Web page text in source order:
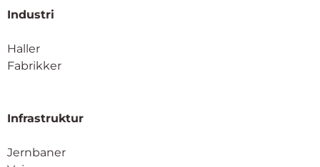
Industri
Haller
Fabrikker
Infrastruktur
Jernbaner